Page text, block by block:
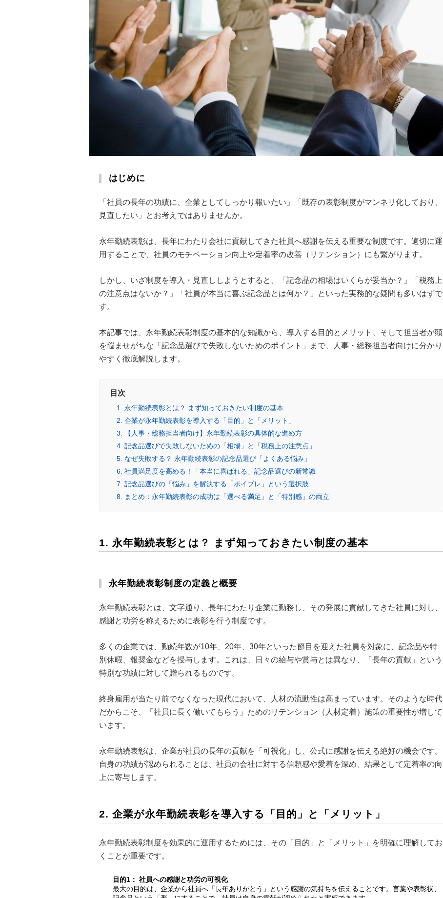
はじめに
「社員の長年の功績に、企業としてしっかり報いたい」「既存の表彰制度がマンネリ化しており、
見直したい」とお考えではありませんか。
永年勤続表彰は、長年にわたり会社に貢献してきた社員へ感謝を伝える重要な制度です。適切に運
用することで、社員のモチベーション向上や定着率の改善（リテンション）にも繋がります。
しかし、いざ制度を導入・見直ししようとすると、「記念品の相場はいくらが妥当か？」「税務上
の注意点はないか？」「社員が本当に喜ぶ記念品とは何か？」といった実務的な疑問も多いはずで
す。
本記事では、永年勤続表彰制度の基本的な知識から、導入する目的とメリット、そして担当者が頭
を悩ませがちな「記念品選びで失敗しないためのポイント」まで、人事・総務担当者向けに分かり
やすく徹底解説します。
目次
1. 永年勤続表彰とは？ まず知っておきたい制度の基本
2. 企業が永年勤続表彰を導入する「目的」と「メリット」
3. 【人事・総務担当者向け】永年勤続表彰の具体的な進め方
4. 記念品選びで失敗しないための「相場」と「税務上の注意点」
5. なぜ失敗する？ 永年勤続表彰の記念品選び「よくある悩み」
6. 社員満足度を高める！「本当に喜ばれる」記念品選びの新常識
7. 記念品選びの「悩み」を解決する「ポイプレ」という選択肢
8. まとめ：永年勤続表彰の成功は「選べる満足」と「特別感」の両立
1. 永年勤続表彰とは？ まず知っておきたい制度の基本
永年勤続表彰制度の定義と概要
永年勤続表彰とは、文字通り、長年にわたり企業に勤務し、その発展に貢献してきた社員に対し、
感謝と功労を称えるために表彰を行う制度です。
多くの企業では、勤続年数が10年、20年、30年といった節目を迎えた社員を対象に、記念品や特
別休暇、報奨金などを授与します。これは、日々の給与や賞与とは異なり、「長年の貢献」という
特別な功績に対して贈られるものです。
終身雇用が当たり前でなくなった現代において、人材の流動性は高まっています。そのような時代
だからこそ、「社員に長く働いてもらう」ためのリテンション（人材定着）施策の重要性が増して
います。
永年勤続表彰は、企業が社員の長年の貢献を「可視化」し、公式に感謝を伝える絶好の機会です。
自身の功績が認められることは、社員の会社に対する信頼感や愛着を深め、結果として定着率の向
上に寄与します。
2. 企業が永年勤続表彰を導入する「目的」と「メリット」
永年勤続表彰制度を効果的に運用するためには、その「目的」と「メリット」を明確に理解してお
くことが重要です。
目的1： 社員への感謝と功労の可視化
最大の目的は、企業から社員へ「長年ありがとう」という感謝の気持ちを伝えることです。言葉や表彰状、